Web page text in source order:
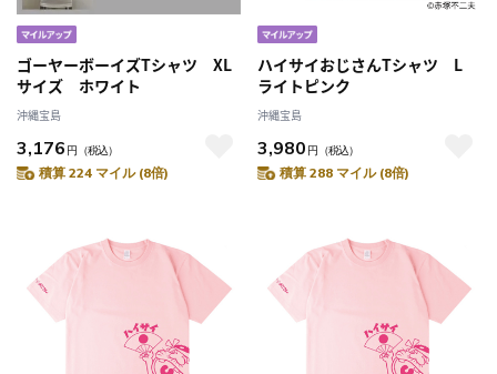
ゴーヤーボーイズTシャツ XL
サイズ ホワイト
沖縄宝島
3,176 円 （税込）
積算 224 マイル (8倍)
ハイサイおじさんTシャツ L
ライトピンク
沖縄宝島
3,980 円 （税込）
積算 288 マイル (8倍)